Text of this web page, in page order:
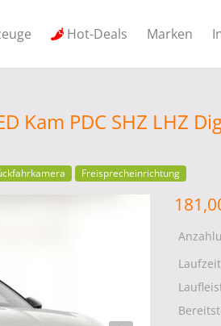
Hot-Deals Marken
Kam PDC SHZ LHZ
Freisprecheinrichtung
Laufzeit